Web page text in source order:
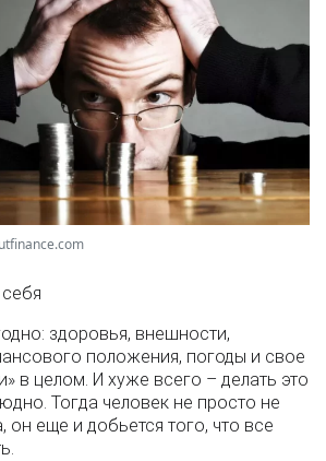
здоровья, внешности,
положения, погоды и свое
в целом. И хуже всего – делать это
Тогда человек не просто не
он еще и добьется того, что все